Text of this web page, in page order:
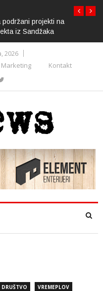
projekti na
iz Sandžaka
2026
Marketing Kontakt
DRUŠTVO VREMEPLOV